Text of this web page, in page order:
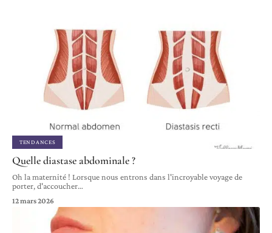
TENDANCES
Quelle diastase abdominale ?
Oh la maternité ! Lorsque nous entrons dans l'incroyable voyage de
porter, d'accoucher…
12 mars 2026